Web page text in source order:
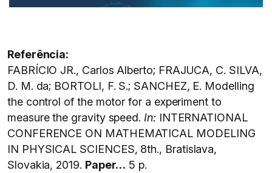
Referência:
FABRÍCIO JR., Carlos Alberto; FRAJUCA, C. SILVA,
D. M. da; BORTOLI, F. S.; SANCHEZ, E. Modelling
the control of the motor for a experiment to
measure the gravity speed. In: INTERNATIONAL
CONFERENCE ON MATHEMATICAL MODELING
IN PHYSICAL SCIENCES, 8th., Bratislava,
Slovakia, 2019. Paper… 5 p.